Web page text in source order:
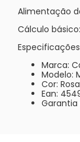
Alimentação
Cálculo
Marca:
Modelo:
Cor: Rosa
Ean:
Garantia